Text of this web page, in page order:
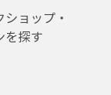
ョップ・
を探す